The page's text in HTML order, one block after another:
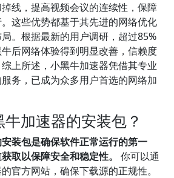
线，提高视频会议的连续性，保障
这些优势都基于其先进的网络优化
。根据最新的用户调研，超过85%
后网络体验得到明显改善，信赖度
上所述，小黑牛加速器凭借其专业
务，已成为众多用户首选的网络加
加速器的安装包？
装包是确保软件正常运行的第一
取以保障安全和稳定性。
你可以通
官方网站，确保下载源的正规性。